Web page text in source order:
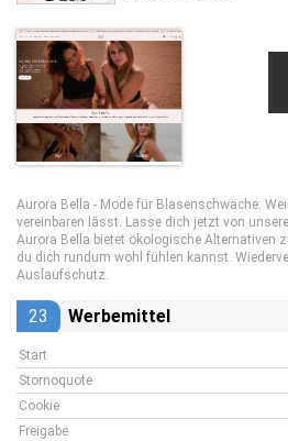
Aurora Bella - Mode für Blasenschwäche:
vereinbaren lässt. Lasse dich jetzt von
Aurora Bella bietet ökologische Alternativen
du dich rundum wohl fühlen kannst.
Auslaufschutz.
23 Werbemittel
Start
Stornoquote
Cookie
Freigabe